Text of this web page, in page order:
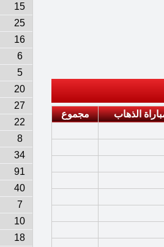
الذهاب
مجموع
15
25
16
6
5
20
27
22
8
34
91
40
7
10
18